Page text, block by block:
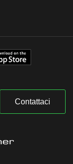
Contattaci